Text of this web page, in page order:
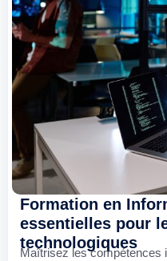
Formation en
essentielles pour
technologiques
Maîtrisez les compétences